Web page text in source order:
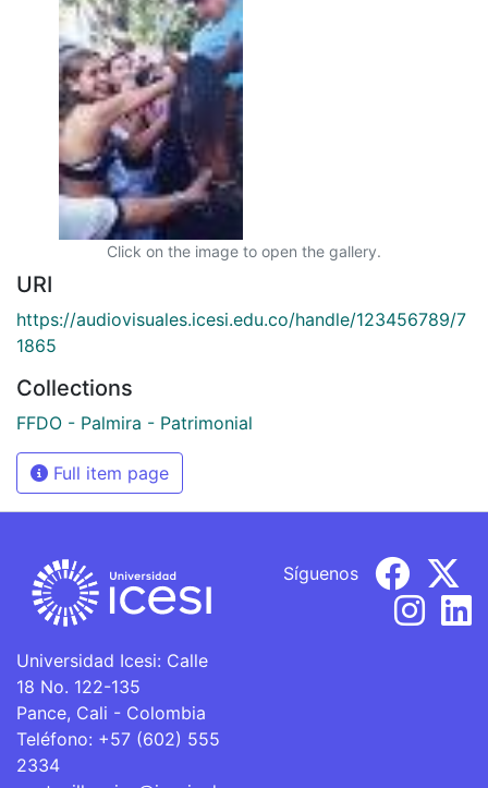
Click on the image to open the gallery.
URI
https://audiovisuales.icesi.edu.co/handle/123456789/7
1865
Collections
FFDO - Palmira - Patrimonial
Full item page
Universidad Icesi: Calle
18 No. 122-135
Pance, Cali - Colombia
Teléfono: +57 (602) 555
2334
Síguenos